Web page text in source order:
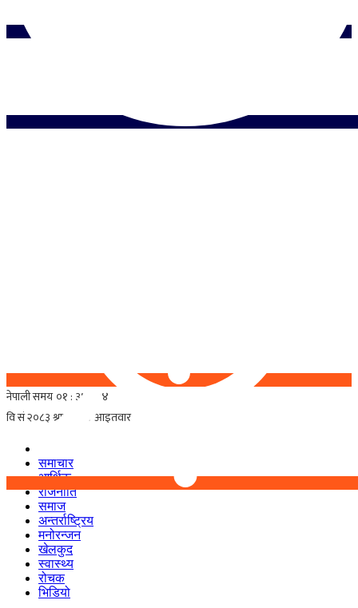
समाचार
आर्थिक
राजनीति
समाज
अन्तर्राष्ट्रिय
मनोरन्जन
खेलकुद
स्वास्थ्य
रोचक
भिडियो